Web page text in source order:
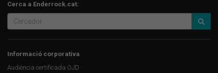
Cerca a Enderrock.cat:
Informació corporativa
Audiència certificada OJD